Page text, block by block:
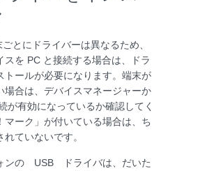
とにドライバーは異なるため、
スを PC と接続する場合は、ドラ
トールが必要になります。端末が
場合は、デバイスマネージャーか
が有効になっているか確認してく
マーク」が付いている場合は、ち
れていないです。
ンの USB ドライバは、だいた